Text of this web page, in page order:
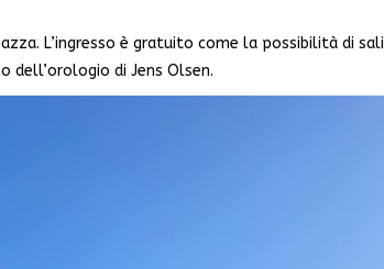
L’ingresso è gratuito come la possibilità di
dell’orologio di Jens Olsen.